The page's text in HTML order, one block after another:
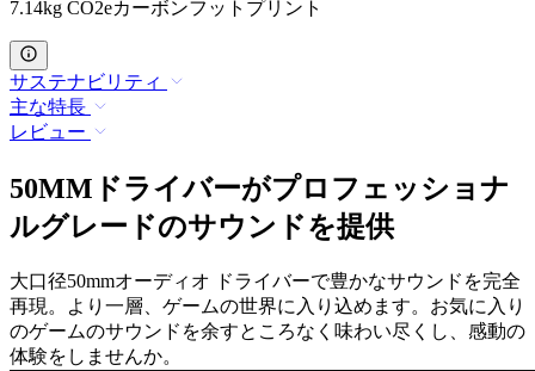
7.14kg CO2eカーボンフットプリント
サステナビリティ
主な特長
レビュー
50MMドライバーがプロフェッショナ
ルグレードのサウンドを提供
大口径50mmオーディオ ドライバーで豊かなサウンドを完全
再現。より一層、ゲームの世界に入り込めます。お気に入り
のゲームのサウンドを余すところなく味わい尽くし、感動の
体験をしませんか。